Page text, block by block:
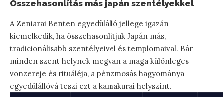
Összehasonlítás más japán szentélyekkel
A Zeniarai Benten egyedülálló jellege igazán
kiemelkedik, ha összehasonlítjuk Japán más,
tradicionálisabb szentélyeivel és templomaival. Bár
minden szent helynek megvan a maga különleges
vonzereje és rituáléja, a pénzmosás hagyománya
egyedülállóvá teszi ezt a kamakurai helyszínt.